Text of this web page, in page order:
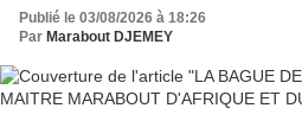
Publié le 03/08/2026 à 18:26
Par Marabout DJEMEY